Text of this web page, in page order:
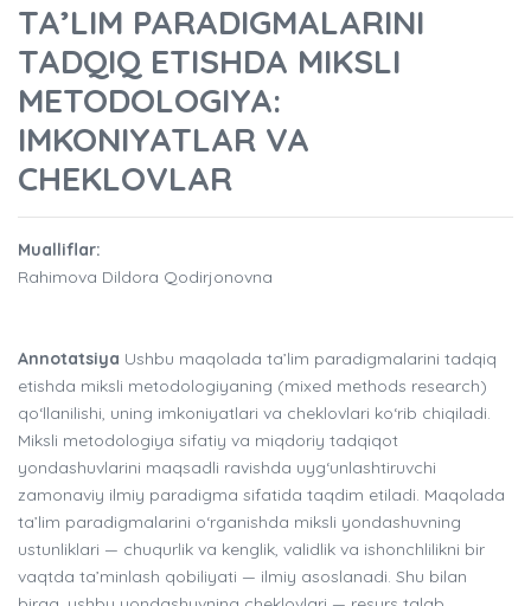
TA’LIM PARADIGMALARINI
TADQIQ ETISHDA MIKSLI
METODOLOGIYA:
IMKONIYATLAR VA
CHEKLOVLAR
Mualliflar:
Rahimova Dildora Qodirjonovna
Annotatsiya Ushbu maqolada ta’lim paradigmalarini tadqiq
etishda miksli metodologiyaning (mixed methods research)
qo‘llanilishi, uning imkoniyatlari va cheklovlari ko‘rib chiqiladi.
Miksli metodologiya sifatiy va miqdoriy tadqiqot
yondashuvlarini maqsadli ravishda uyg‘unlashtiruvchi
zamonaviy ilmiy paradigma sifatida taqdim etiladi. Maqolada
ta’lim paradigmalarini o‘rganishda miksli yondashuvning
ustunliklari — chuqurlik va kenglik, validlik va ishonchlilikni bir
vaqtda ta’minlash qobiliyati — ilmiy asoslanadi. Shu bilan